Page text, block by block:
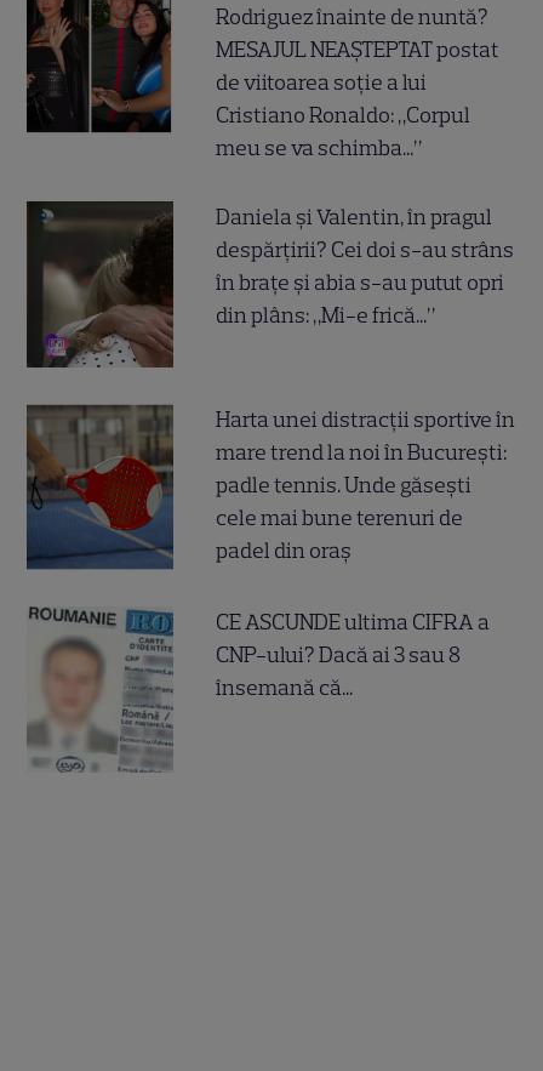
Rodriguez înainte de nuntă?
MESAJUL NEAȘTEPTAT postat
de viitoarea soție a lui
Cristiano Ronaldo: „Corpul
meu se va schimba...”
Daniela și Valentin, în pragul
despărțirii? Cei doi s-au strâns
în brațe și abia s-au putut opri
din plâns: „Mi-e frică...”
Harta unei distracții sportive în
mare trend la noi în București:
padle tennis. Unde găsești
cele mai bune terenuri de
padel din oraș
CE ASCUNDE ultima CIFRA a
CNP-ului? Dacă ai 3 sau 8
însemană că...